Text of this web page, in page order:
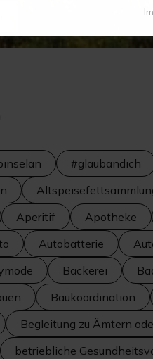
#glaubandich
Aperitif Apotheke
Autobatterie
Bäckerei
Baukoordination
Begleitung zu Ämtern
betriebliche